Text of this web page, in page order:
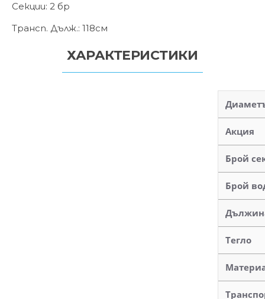
Секции: 2 бр
Трансп. Дълж.: 118см
ХАРАКТЕРИСТИКИ
Акция
Брой
Брой
Тегло